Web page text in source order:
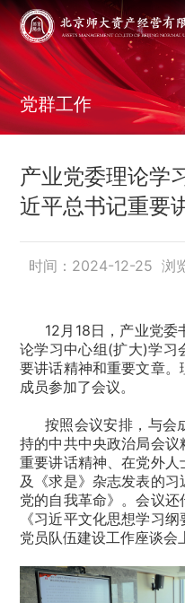
党群工作
产业党委理论学
近平总书记重要
时间：2024-12-25 浏
12月18日，产业党
论学习中心组(扩大)学习
要讲话精神和重要文章
成员参加了会议。
按照会议安排，与会
持的中共中央政治局会
重要讲话精神、在党外
及《求是》杂志发表的
党的自我革命》。会议
《习近平文化思想学习
党员队伍建设工作座谈会